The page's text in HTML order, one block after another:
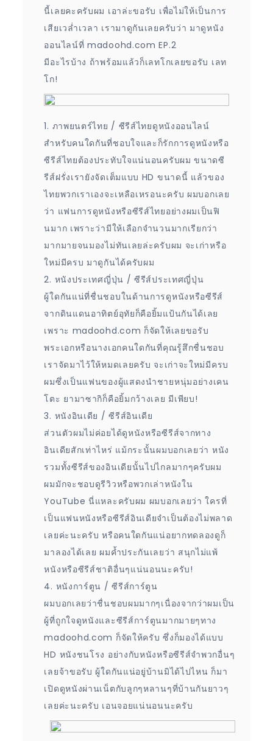
นี้เลยคะครับผม เอาล่ะขอรับ เพื่อไม่ให้เป็นการ
เสียเวล่ำเวลา เรามาดูกันเลยครับว่า มาดูหนัง
ออนไลน์ที่ madoohd.com EP.2
มีอะไรบ้าง ถ้าพร้อมแล้วก็เลทโกเลยขอรับ เลท
โก!
1. ภาพยนตร์ไทย / ซีรีส์ไทยดูหนังออนไลน์
สำหรับคนใดกันที่ชอบใจและก็รักการดูหนังหรือ
ซีรีส์ไทยต้องประทับใจแน่นอนครับผม ขนาดซี
รีส์ฝรั่งเรายังจัดเต็มแบบ HD ขนาดนี้ แล้วของ
ไทยพวกเราเองจะเหลือเหรอนะครับ ผมบอกเลย
ว่า แฟนการดูหนังหรือซีรีส์ไทยอย่างผมเป็นฟิ
นมาก เพราะว่ามีให้เลือกจำนวนมากเรียกว่า
มากมายจนมองไม่ทันเลยล่ะครับผม จะเก่าหรือ
ใหม่มีครบ มาดูกันได้ครับผม
2. หนังประเทศญี่ปุ่น / ซีรีส์ประเทศญี่ปุ่น
ผู้ใดกันแน่ที่ชื่นชอบในด้านการดูหนังหรือซีรีส์
จากดินแดนอาทิตย์อุทัยก็คือยิ้มแป้นกันได้เลย
เพราะ madoohd.com ก็จัดให้เลยขอรับ
พระเอกหรือนางเอกคนใดกันที่คุณรู้สึกชื่นชอบ
เราจัดมาไว้ให้หมดเลยครับ จะเก่าจะใหม่มีครบ
ผมซึ่งเป็นแฟนของผู้แสดงนำชายหนุ่มอย่างเคน
โตะ ยามาซากิก็คือยิ้มกว้างเลย มีเพียบ!
3. หนังอินเดีย / ซีรีส์อินเดีย
ส่วนตัวผมไม่ค่อยได้ดูหนังหรือซีรีส์จากทาง
อินเดียสักเท่าไหร่ แม้กระนั้นผมบอกเลยว่า หนัง
รวมทั้งซีรีส์ของอินเดียนั้นไปไกลมากๆครับผม
ผมมักจะชอบดูรีวิวหรือพวกเล่าหนังใน
YouTube นี่แหละครับผม ผมบอกเลยว่า ใครที่
เป็นแฟนหนังหรือซีรีส์อินเดียจำเป็นต้องไม่พลาด
เลยค่ะนะครับ หรือคนใดกันแน่อยากทดลองดูก็
มาลองได้เลย ผมค้ำประกันเลยว่า สนุกไม่แพ้
หนังหรือซีรีส์ชาติอื่นๆแน่นอนนะครับ!
4. หนังการ์ตูน / ซีรีส์การ์ตูน
ผมบอกเลยว่าชื่นชอบผมมากๆเนื่องจากว่าผมเป็น
ผู้ที่ถูกใจดูหนังและซีรีส์การ์ตูนมากมายๆทาง
madoohd.com ก็จัดให้ครับ ซึ่งก็มองได้แบบ
HD หนังชนโรง อย่างกับหนังหรือซีรีส์จำพวกอื่นๆ
เลยจ้าขอรับ ผู้ใดกันแน่อยู่บ้านมิได้ไปไหน ก็มา
เปิดดูหนังผ่านเน็ตกับลูกๆหลานๆที่บ้านกันยาวๆ
เลยค่ะนะครับ เอนจอยแน่นอนนะครับ